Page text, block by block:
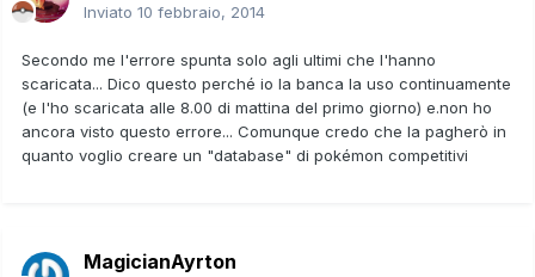
Inviato 10 febbraio, 2014
Secondo me l'errore spunta solo agli ultimi che l'hanno
scaricata... Dico questo perché io la banca la uso continuamente
(e l'ho scaricata alle 8.00 di mattina del primo giorno) e.non ho
ancora visto questo errore... Comunque credo che la pagherò in
quanto voglio creare un "database" di pokémon competitivi
MagicianAyrton